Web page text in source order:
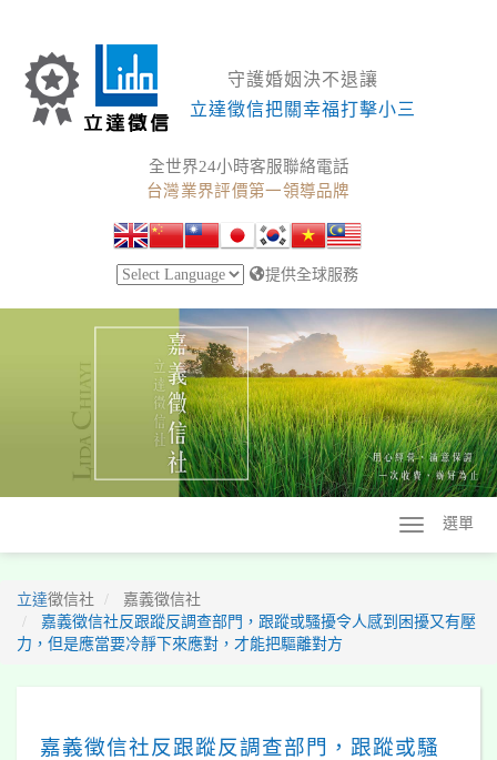
守護婚姻決不退讓
立達徵信把關幸福打擊小三
全世界24小時客服聯絡電話
台灣業界評價第一領導品牌
提供全球服務
選單
立達徵信社
嘉義徵信社
嘉義徵信社反跟蹤反調查部門，跟蹤或騷擾令人感到困擾又有壓
力，但是應當要冷靜下來應對，才能把驅離對方
嘉義徵信社反跟蹤反調查部門，跟蹤或騷